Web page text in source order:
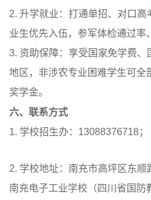
2. 升学就业：打通单招、对口
业生优先入伍，参军体检通过率
3. 资助保障：享受国家免学费
地区，非涉农专业困难学生可全
奖学金。
六、联系方式
1. 学校招生办：13088376718；
2. 学校地址：南充市高坪区东顺
南充电子工业学校（四川省国防